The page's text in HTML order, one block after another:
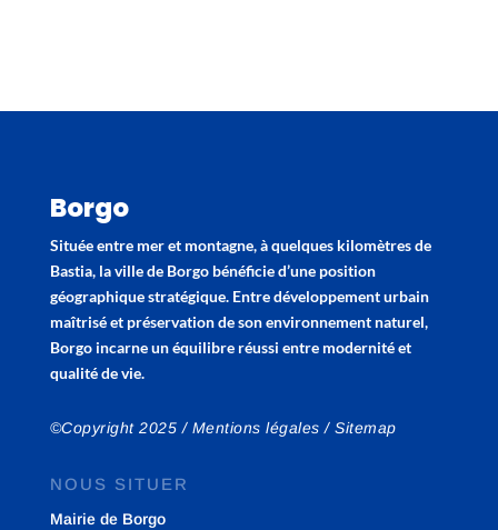
Borgo
Située entre mer et montagne, à quelques kilomètres de
Bastia, la ville de Borgo bénéficie d’une position
géographique stratégique. Entre développement urbain
maîtrisé et préservation de son environnement naturel,
Borgo incarne un équilibre réussi entre modernité et
qualité de vie.
©Copyright 2025 / Mentions légales /Sitemap
NOUS SITUER
Mairie de Borgo